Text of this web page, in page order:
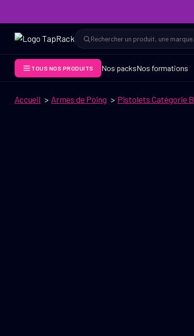
Rechercher
Rechercher
TOUS NOS PRODUITS Nos packsNos formations
Accueil Armes de Poing Pistolets Catégorie B